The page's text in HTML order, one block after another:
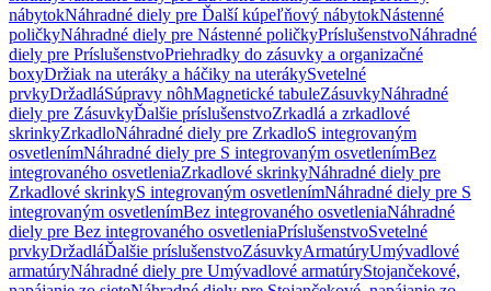
nábytokNáhradné diely pre Ďalší kúpeľňový nábytokNástenné
poličkyNáhradné diely pre Nástenné poličkyPríslušenstvoNáhradné
diely pre PríslušenstvoPriehradky do zásuvky a organizačné
boxyDržiak na uteráky a háčiky na uterákySvetelné
prvkyDržadláSúpravy nôhMagnetické tabuleZásuvkyNáhradné
diely pre ZásuvkyĎalšie príslušenstvoZrkadlá a zrkadlové
skrinkyZrkadloNáhradné diely pre ZrkadloS integrovaným
osvetlenímNáhradné diely pre S integrovaným osvetlenímBez
integrovaného osvetleniaZrkadlové skrinkyNáhradné diely pre
Zrkadlové skrinkyS integrovaným osvetlenímNáhradné diely pre S
integrovaným osvetlenímBez integrovaného osvetleniaNáhradné
diely pre Bez integrovaného osvetleniaPríslušenstvoSvetelné
prvkyDržadláĎalšie príslušenstvoZásuvkyArmatúryUmývadlové
armatúryNáhradné diely pre Umývadlové armatúryStojančekové,